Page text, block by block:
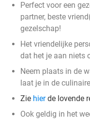
Perfect voor een
partner, beste
gezelschap!
Het vriendelijke
dat het je aan niets
Neem plaats in de
laat je in de
Zie hierde lovende
Ook geldig in het